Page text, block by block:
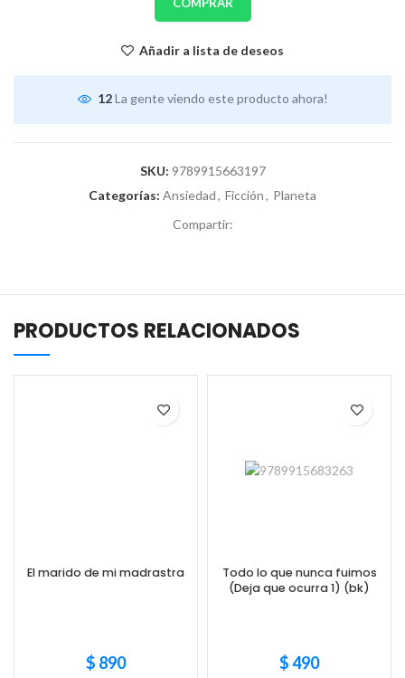
Añadir a lista de deseos
12 La gente viendo este producto ahora!
SKU: 9789915663197
Categorías: Ansiedad, Ficción, Planeta
Compartir:
PRODUCTOS RELACIONADOS
El marido de mi madrastra
$ 890
Todo lo que nunca fuimos
(Deja que ocurra 1) (bk)
$490